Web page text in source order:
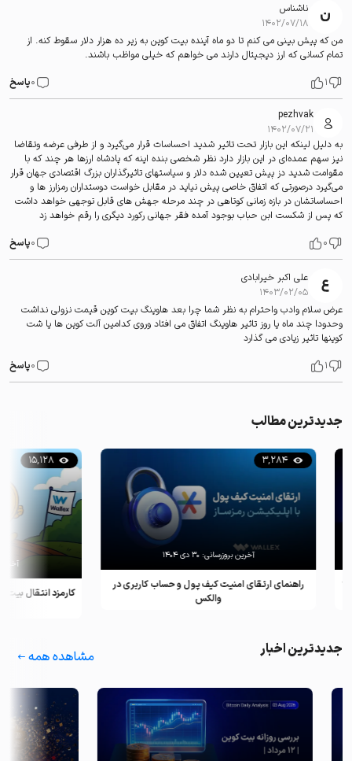
ناشناس
۱۴۰۲/۰۷/۱۸
من که پیش بینی می کنم تا دو ماه آینده بیت کوین به زیر ده هزار دلار سقوط کنه. از
تمام کسانی که ارز دیجیتال دارند می خواهم که خیلی مواظب باشند.
1
0پاسخ
pezhvak
۱۴۰۲/۰۷/۲۱
به دلیل لینکه این بازار تحت تاثیر شدید احساسات قرار می‌گیرد و از طرفی عرضه وتقاضا
نیز سهم عمده‌ای در این بازار دارد نظر شخصی بنده اینه که پادشاه ارزها هر چند که با
مقوامت شدید دز پیش تعیين شده دلار و سیاستهای تاثیرگذاران بزرگ اقتصادى جهان قرار
می‌گیرد درصورتی که اتفاق خاصی پیش نیاید در مقابل خواست دوستداران رمزارز ها و
احساساتشان در بازه زمانی کوتاهی در چند مرحله جهش های قابل توجهی خواهد داشت
که پس از شکست ابن حباب بوجود آمده فقر جهانی رکورد دیگری را رقم خواهد زد
0
0پاسخ
علی اکبر خیرابادی
۱۴۰۳/۰۲/۰۵
عرض سلام وادب واحترام به نظر شما چرا بعد هاوینگ بیت کوین قیمت نزولی نداشت
وحدودا چند ماه یا روز تاثیر هاوینگ اتفاق می افتاد وروی کدامین آلت کوین ها یا شت
کوینها تاثیر زیادی می گذارد
1
0پاسخ
جدیدترین مطالب
راهنمای ارتقای امنیت کیف پول و حساب کاربری در
والکس
3,284
آخرین بروزرسانی: ۳۰ دی ۱۴۰۴
کارمزد انتقال بیت
15,128
آخرین
جدیدترین اخبار مشاهده همه